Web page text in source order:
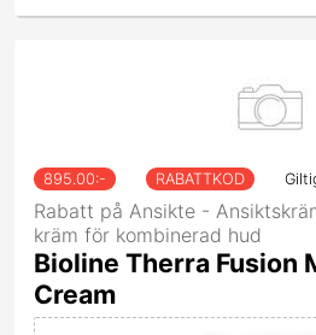
895.00:- RABATTKOD
Rabatt på Ansikte -
kräm för kombinerad hud
Bioline Therra Fusion
Cream